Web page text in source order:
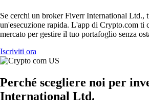
Se cerchi un broker Fiverr International Ltd.,
un'esecuzione rapida. L'app di Crypto.com ti
mercato per gestire il tuo portafoglio senza
Iscriviti ora
Perché scegliere noi per
International Ltd.